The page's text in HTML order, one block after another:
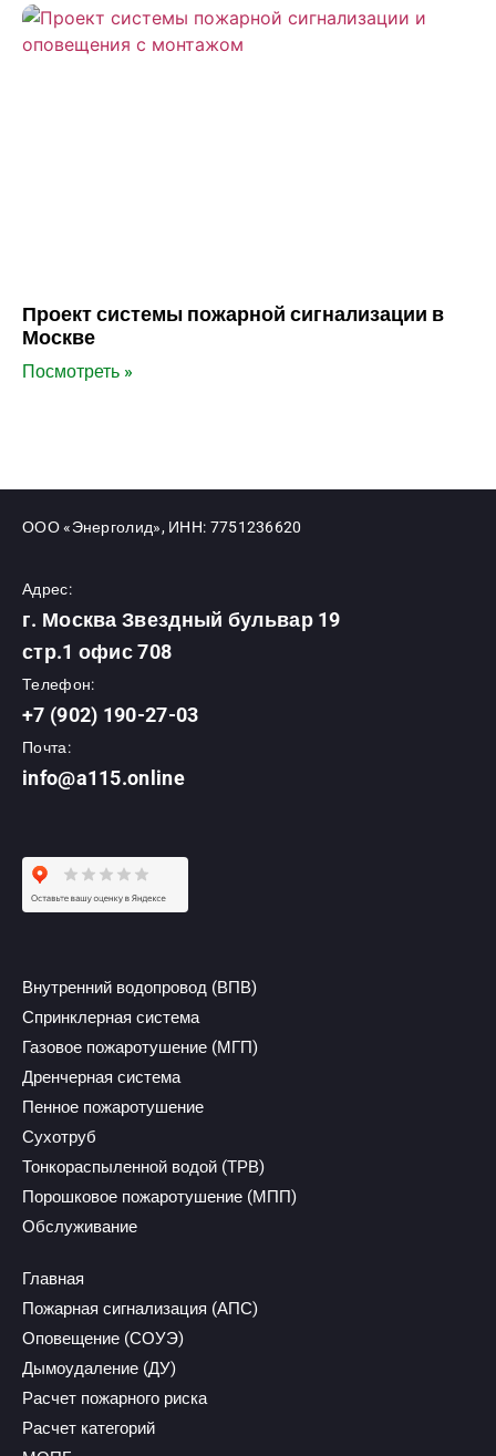
Проект системы пожарной сигнализации в
Москве
Посмотреть »
Главная
Пожарная сигнализация (АПС)
Оповещение (СОУЭ)
Дымоудаление (ДУ)
Расчет пожарного риска
Расчет категорий
Внутренний водопровод (ВПВ)
Спринклерная система
Газовое пожаротушение (МГП)
Дренчерная система
Пенное пожаротушение
Сухотруб
Тонкораспыленной водой (ТРВ)
Порошковое пожаротушение (МПП)
Обслуживание
ООО «Энерголид», ИНН: 7751236620
Адрес:
г. Москва Звездный бульвар 19
стр.1 офис 708
Телефон:
+7 (902) 190-27-03
Почта:
info@a115.online